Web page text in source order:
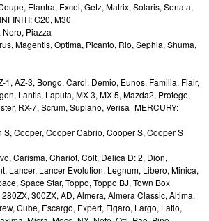
Elantra, Excel, Getz, Matrix, Solaris, Sonata,
G20, M30
Nero, Piazza
Magentis, Optima, Picanto, Rio, Sephia, Shuma,
1, AZ-3, Bongo, Carol, Demio, Eunos, Familia, Flair,
Lantis, Laputa, MX-3, MX-5, Mazda2, Protege,
RX-7, Scrum, Supiano, Verisa MERCURY:
S, Cooper, Cooper Cabrio, Cooper S, Cooper S
Carisma, Chariot, Colt, Delica D: 2, Dion,
Lancer, Lancer Evolution, Legnum, Libero, Minica,
Space Star, Toppo, Toppo BJ, Town Box
300ZX, AD, Almera, Almera Classic, Altima,
Cube, Escargo, Expert, Figaro, Largo, Latio,